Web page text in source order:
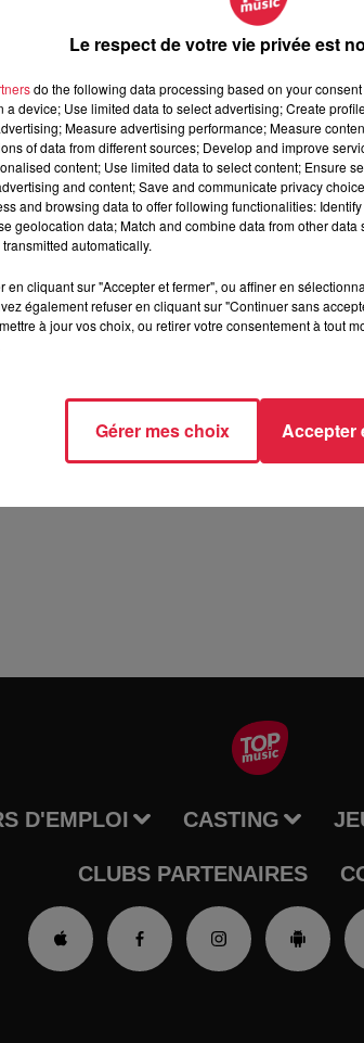
août 2019 à 0h00
août 2019 à 0h00
www.facebook.com/events/753350218456748/
D'EMPLOI CASTING
CLUBS PARTENAIRES
Le respect de votre vie privée est
do the following data processing based on your
a device; Use limited data to select advertising; Create
Measure advertising performance; Measure
of data from different sources; Develop and improve
content; Use limited data to select content; Ensure
and content; Save and communicate privacy
and browsing data to offer following functionalities:
geolocation data; Match and combine data from other
automatically.
en cliquant sur "Accepter et fermer", ou affiner en
également refuser en cliquant sur "Continuer sans
à jour vos choix, ou retirer votre consentement à tout
Gérer mes choix Accepter